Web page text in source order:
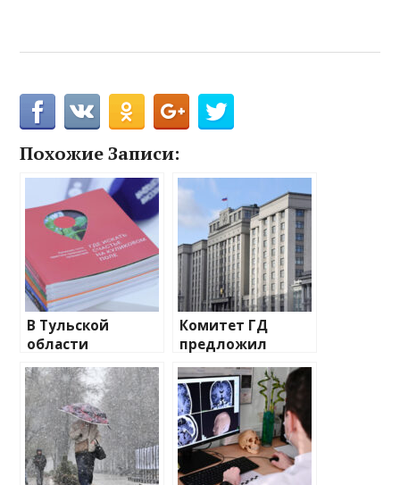
Похожие Записи:
В Тульской
области
планируют
упростить
дорогу до
Куликова поля
Комитет ГД
предложил
принять закон о
штрафах за поиск
экстремистских
материалов